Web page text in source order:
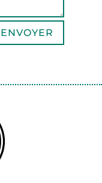
ENVOYER